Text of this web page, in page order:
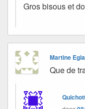
Gros bisous et
Martine
Que de